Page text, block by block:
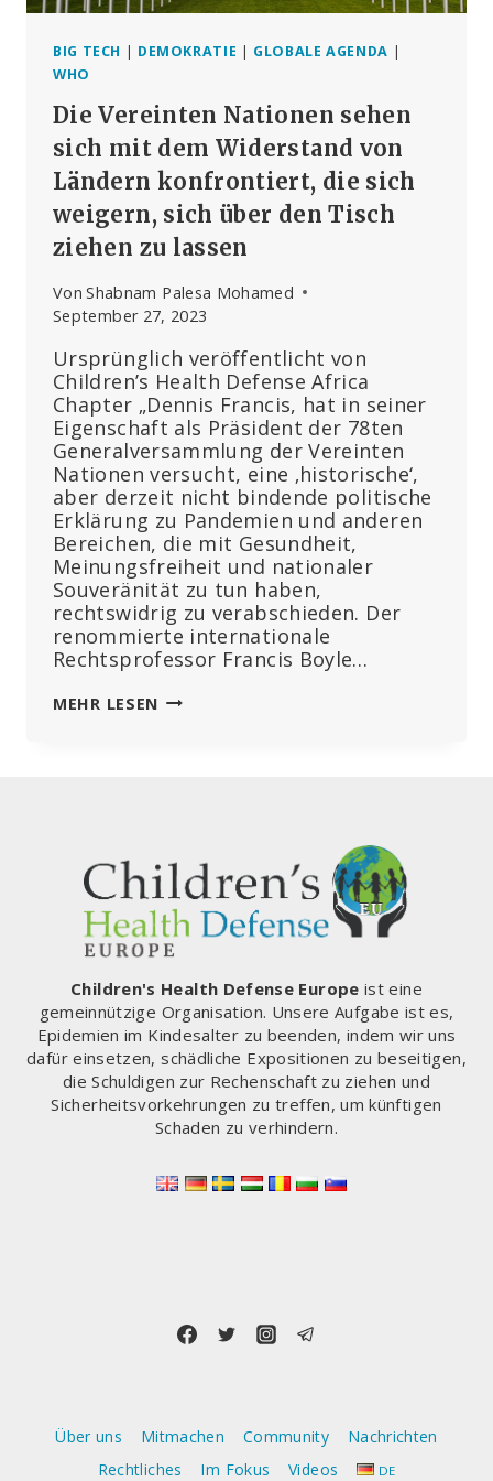
BIG TECH | DEMOKRATIE | GLOBALE AGENDA |
WHO
Die Vereinten Nationen sehen
sich mit dem Widerstand von
Ländern konfrontiert, die sich
weigern, sich über den Tisch
ziehen zu lassen
Von Shabnam Palesa Mohamed
September 27, 2023
Ursprünglich veröffentlicht von
Children’s Health Defense Africa
Chapter „Dennis Francis, hat in seiner
Eigenschaft als Präsident der 78ten
Generalversammlung der Vereinten
Nationen versucht, eine ‚historische‘,
aber derzeit nicht bindende politische
Erklärung zu Pandemien und anderen
Bereichen, die mit Gesundheit,
Meinungsfreiheit und nationaler
Souveränität zu tun haben,
rechtswidrig zu verabschieden. Der
renommierte internationale
Rechtsprofessor Francis Boyle…
MEHR LESEN DIE
WIDERSTAND
VON
LÄNDERN
KONFRONTIERT,
DIE
SICH
WEIGERN,
SICH
ÜBER
DEN
TISCH
ZIEHEN
ZU
Children's Health Defense Europe ist eine
gemeinnützige Organisation. Unsere Aufgabe ist es,
Epidemien im Kindesalter zu beenden, indem wir uns
dafür einsetzen, schädliche Expositionen zu beseitigen,
die Schuldigen zur Rechenschaft zu ziehen und
Sicherheitsvorkehrungen zu treffen, um künftigen
Schaden zu verhindern.
Über uns Mitmachen Community
Nachrichten
Rechtliches
Im Fokus Videos DE